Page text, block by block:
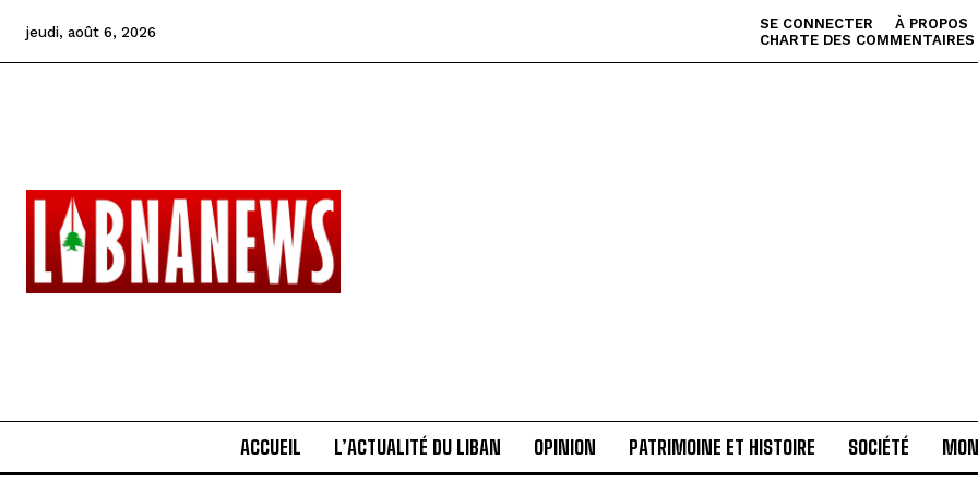
jeudi, août 6, 2026 SE CONNECTER
À PROPOS
CHARTE DES COMMENTAIRES
ACCUEIL L’ACTUALITÉ DU LIBAN OPINION PATRIMOINE ET HISTOIRE SOCIÉTÉ